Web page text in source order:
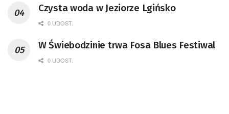
Czysta woda w Jeziorze Lgińsko
0 UDOST.
W Świebodzinie trwa Fosa Blues Festiwal
0 UDOST.